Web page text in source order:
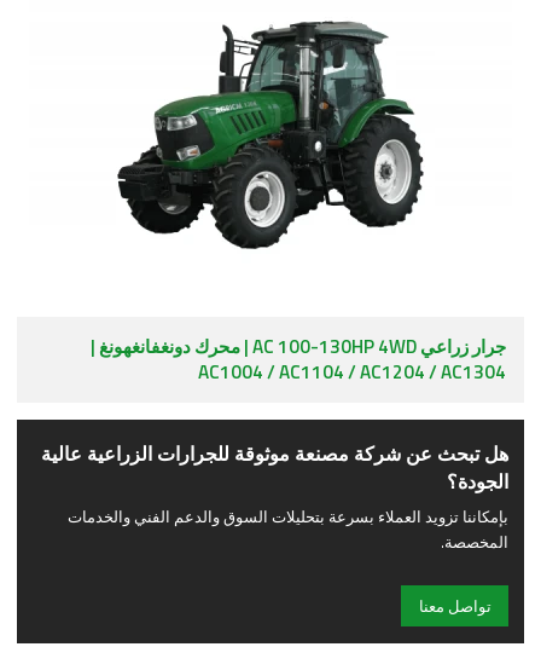
جرار زراعي AC 100-130HP 4WD | محرك دونغفانغهونغ |
AC1004 / AC1104 / AC1204 / AC1304
هل تبحث عن شركة مصنعة موثوقة للجرارات الزراعية عالية
الجودة؟
بإمكاننا تزويد العملاء بسرعة بتحليلات السوق والدعم الفني والخدمات
المخصصة.
تواصل معنا